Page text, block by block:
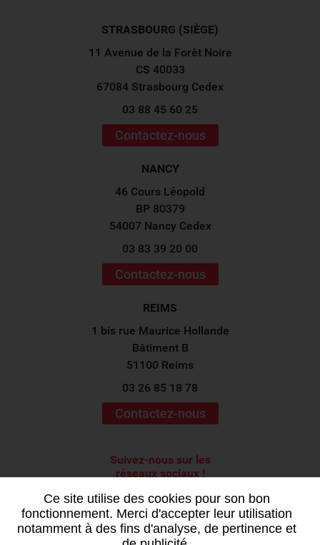
Ce site utilise des cookies pour son bon
fonctionnement. Merci d'accepter leur utilisation
notamment à des fins d'analyse, de pertinence et
STRASBOURG (SIÈGE)
11 Avenue de la Forêt Noire
CS 40033
67084 Strasbourg Cedex
03 88 45 60 25
Contactez-nous
NANCY
46 Cours Léopold
BP 80379
54007 Nancy Cedex
03 83 39 20 00
Contactez-nous
REIMS
1 bis rue Maurice Hollande
Bâtiment B
51100 Reims
03 26 85 18 78
Contactez-nous
Suivez-nous sur les
réseaux sociaux !